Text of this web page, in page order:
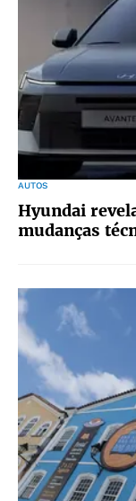
AUTOS
Hyundai
mudanças